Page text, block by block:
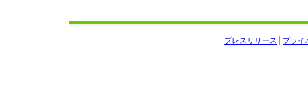
プライ
プレスリリース